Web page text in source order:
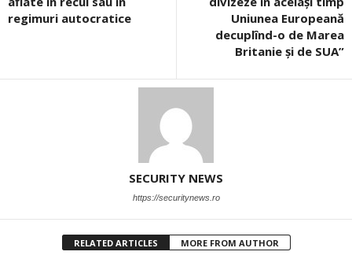
regimuri autocratice
Uniunea Europeană
decuplînd-o de Marea
Britanie și de SUA”
SECURITY NEWS
https://securitynews.ro
RELATED ARTICLES MORE FROM AUTHOR